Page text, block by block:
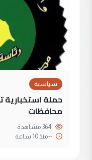
سياسية
محافظات
--منذ 10 ساعة